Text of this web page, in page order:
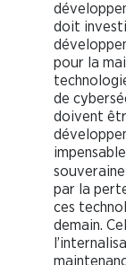
doit
pour la
de
doivent
par la
ces
demain.